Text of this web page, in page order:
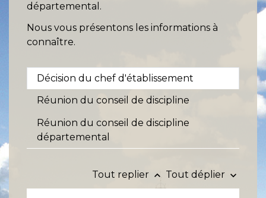
départemental.
Nous vous présentons les informations à
connaître.
Décision du chef d'établissement
Réunion du conseil de discipline
Réunion du conseil de discipline
départemental
Tout replier keyboard_arrow_up Tout déplier keyboard_arrow_down